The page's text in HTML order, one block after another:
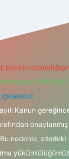
0262 606
@karabul
Kanun
onaylanmış
nedenle,